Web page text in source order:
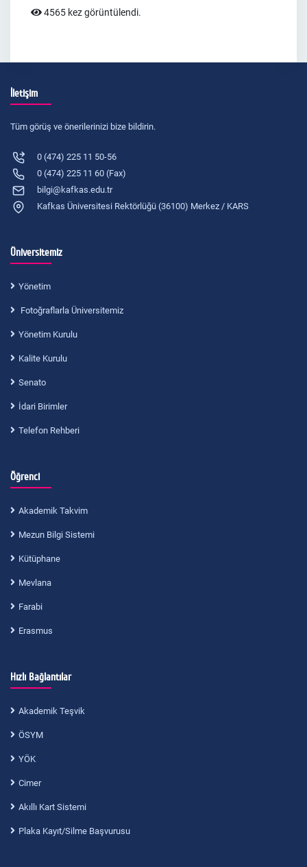
4565 kez görüntülendi.
İletişim
Tüm görüş ve önerilerinizi bize bildirin.
0 (474) 225 11 50-56
0 (474) 225 11 60 (Fax)
bilgi@kafkas.edu.tr
Kafkas Üniversitesi Rektörlüğü (36100) Merkez / KARS
Üniversitemiz
Yönetim
Fotoğraflarla Üniversitemiz
Yönetim Kurulu
Kalite Kurulu
Senato
İdari Birimler
Telefon Rehberi
Öğrenci
Akademik Takvim
Mezun Bilgi Sistemi
Kütüphane
Mevlana
Farabi
Erasmus
Hızlı Bağlantılar
Akademik Teşvik
ÖSYM
YÖK
Cimer
Akıllı Kart Sistemi
Plaka Kayıt/Silme Başvurusu